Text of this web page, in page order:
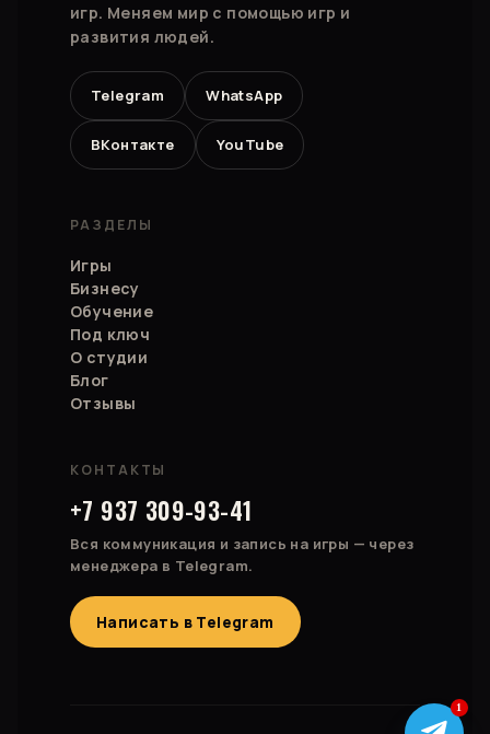
игр. Меняем мир с помощью игр и
развития людей.
Telegram WhatsApp
ВКонтакте YouTube
РАЗДЕЛЫ
Игры
Бизнесу
Обучение
Под ключ
О студии
Блог
Отзывы
КОНТАКТЫ
+7 937 309-93-41
Вся коммуникация и запись на игры — через
менеджера в Telegram.
Написать в Telegram
1